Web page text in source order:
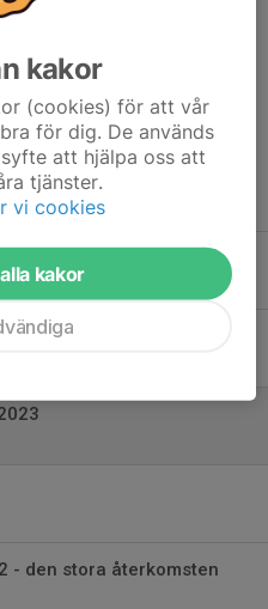
4 och 16 maj 2023
- den stora återkomsten
kakor
(cookies) för att vår
för dig. De används
att hjälpa oss att
tjänster.
vi cookies
kakor